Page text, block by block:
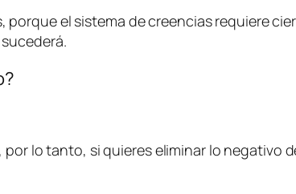
el sistema de creencias requiere
lo tanto, si quieres eliminar lo negativo